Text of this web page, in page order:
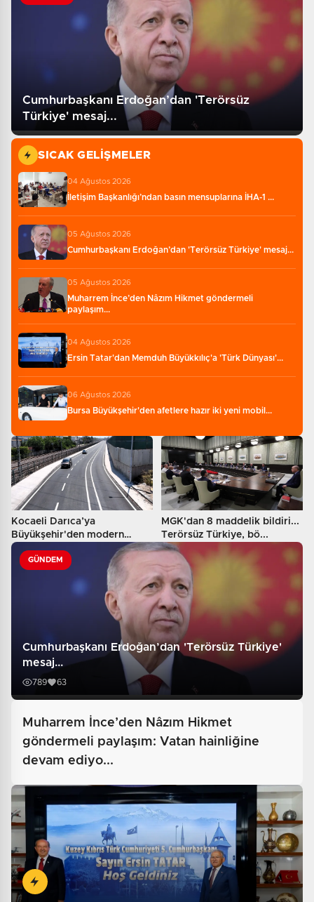
Cumhurbaşkanı Erdoğan’dan 'Terörsüz
Türkiye' mesaj...
SICAK GELIŞMELER
04 Ağustos 2026
İletişim Başkanlığı’ndan basın mensuplarına İHA-1 ...
05 Ağustos 2026
Cumhurbaşkanı Erdoğan’dan 'Terörsüz Türkiye' mesaj...
05 Ağustos 2026
Muharrem İnce’den Nâzım Hikmet göndermeli
paylaşım...
04 Ağustos 2026
Ersin Tatar'dan Memduh Büyükkılıç'a 'Türk Dünyası'...
06 Ağustos 2026
Bursa Büyükşehir'den afetlere hazır iki yeni mobil...
Kocaeli Darıca’ya
Büyükşehir'den modern
ulaşım yat...
MGK'dan 8 maddelik bildiri...
Terörsüz Türkiye, bö...
GÜNDEM
Cumhurbaşkanı Erdoğan’dan 'Terörsüz Türkiye'
mesaj...
789 63
Muharrem İnce’den Nâzım Hikmet
göndermeli paylaşım: Vatan hainliğine
devam ediyo...